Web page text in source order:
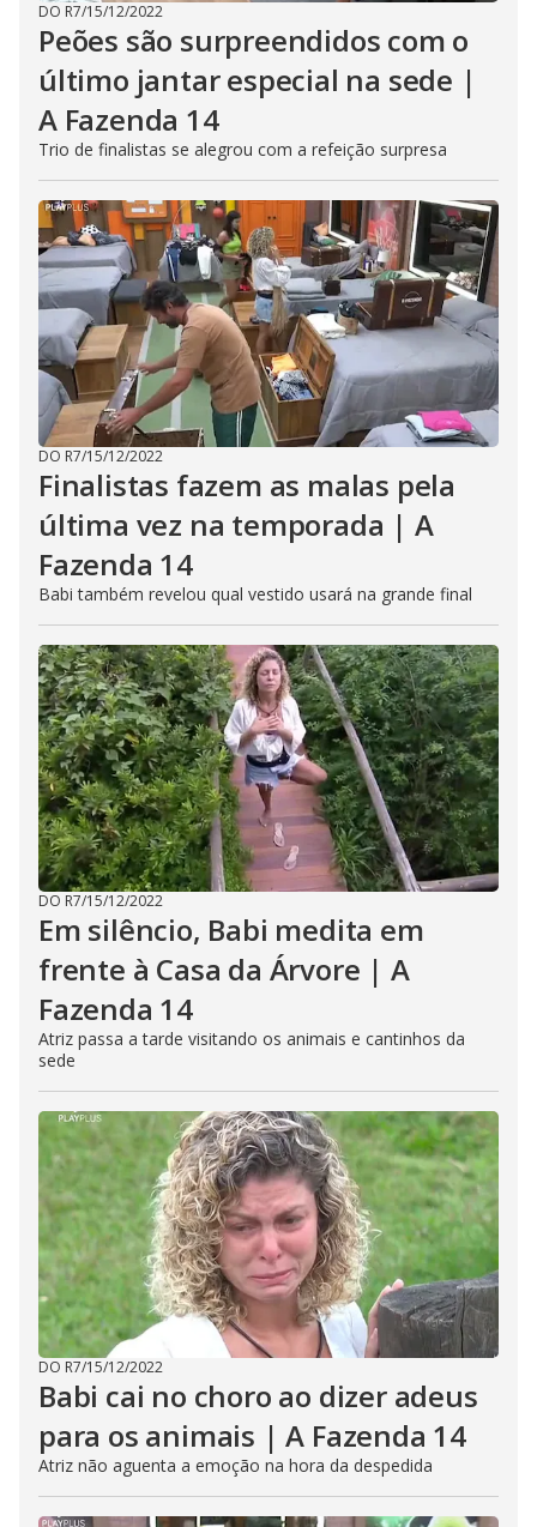
DO R7/15/12/2022
Peões são surpreendidos com o
último jantar especial na sede |
A Fazenda 14
Trio de finalistas se alegrou com a refeição surpresa
DO R7/15/12/2022
Finalistas fazem as malas pela
última vez na temporada | A
Fazenda 14
Babi também revelou qual vestido usará na grande final
DO R7/15/12/2022
Em silêncio, Babi medita em
frente à Casa da Árvore | A
Fazenda 14
Atriz passa a tarde visitando os animais e cantinhos da
sede
DO R7/15/12/2022
Babi cai no choro ao dizer adeus
para os animais | A Fazenda 14
Atriz não aguenta a emoção na hora da despedida